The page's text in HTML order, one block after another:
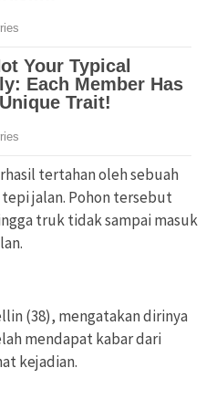
tertahan oleh sebuah
jalan. Pohon tersebut
truk tidak sampai masuk
(38), mengatakan dirinya
mendapat kabar dari
kejadian.